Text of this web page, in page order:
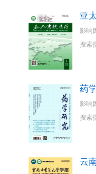
亚
影响
搜索
药
影响
搜索
云